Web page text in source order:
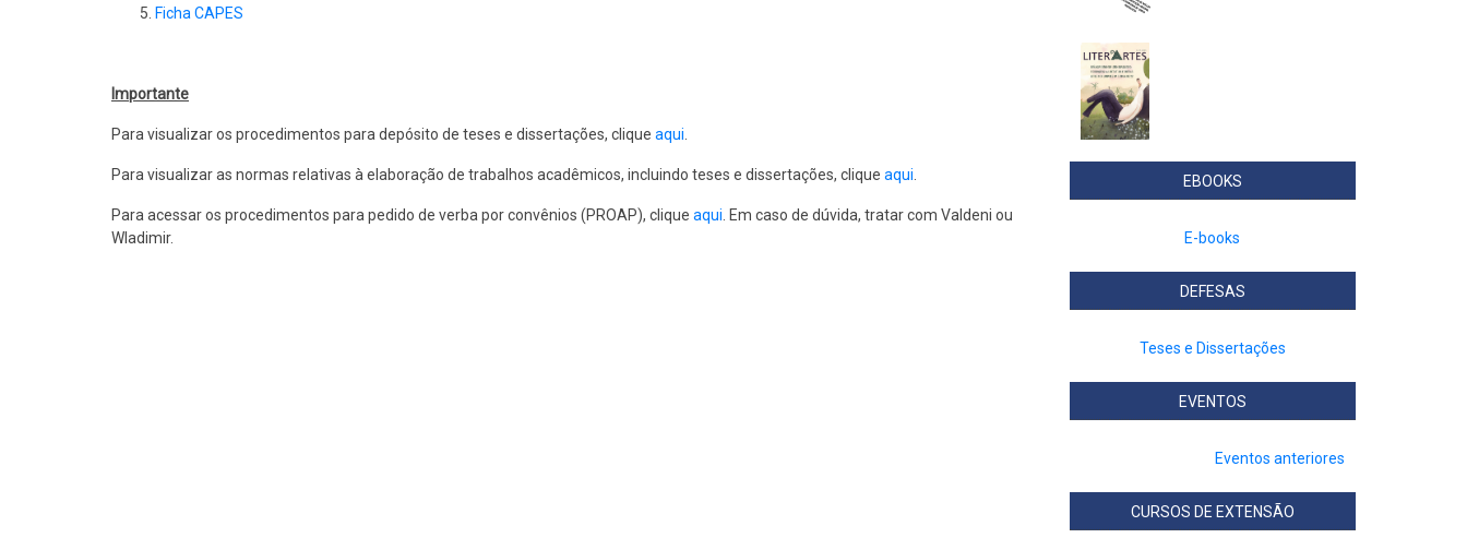
Ficha CAPES
Importante
Para visualizar os procedimentos para depósito de teses e dissertações, clique aqui
Para visualizar as normas relativas à elaboração de trabalhos acadêmicos, incluindo teses e dissertações, clique aqui
Para acessar os procedimentos para pedido de verba por convênios (PROAP), clique aqui . Em caso de dúvida, tratar com Valdeni ou
Wladimir.
EBOOKS
E-books
DEFESAS
Teses e Dissertações
EVENTOS
Eventos anteriores
CURSOS DE EXTENSÃO